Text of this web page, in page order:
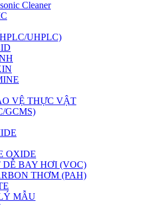
Cleaner
UHPLC)
VỆ THỰC VẬT
GCMS)
OXIDE
DỄ BAY HƠI (VOC)
THƠM (PAH)
MẪU